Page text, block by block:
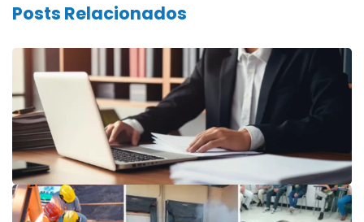
Posts Relacionados